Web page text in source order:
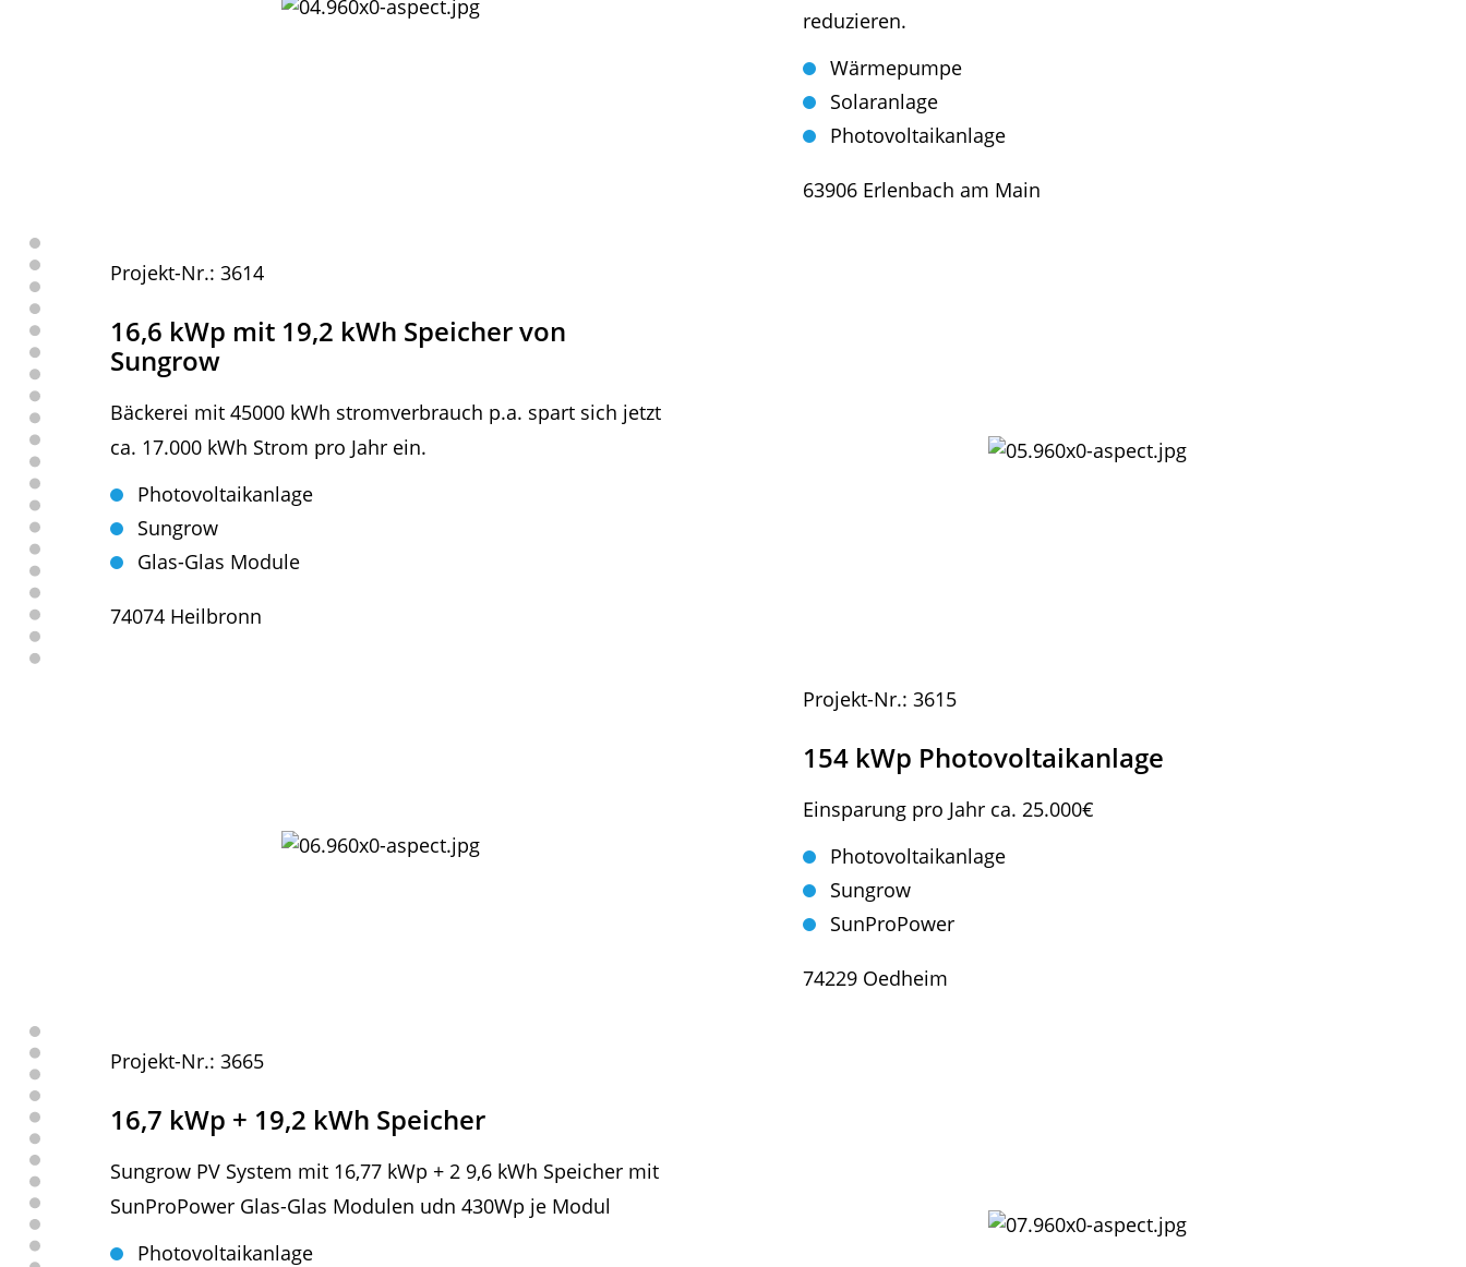
reduzieren.
Wärmepumpe
Solaranlage
Photovoltaikanlage
63906 Erlenbach am Main
Projekt-Nr.: 3614
16,6 kWp mit 19,2 kWh Speicher von
Sungrow
Bäckerei mit 45000 kWh stromverbrauch p.a. spart sich jetzt
ca. 17.000 kWh Strom pro Jahr ein.
Photovoltaikanlage
Sungrow
Glas-Glas Module
74074 Heilbronn
Projekt-Nr.: 3615
154 kWp Photovoltaikanlage
Einsparung pro Jahr ca. 25.000€
Photovoltaikanlage
Sungrow
SunProPower
74229 Oedheim
Projekt-Nr.: 3665
16,7 kWp + 19,2 kWh Speicher
Sungrow PV System mit 16,77 kWp + 2 9,6 kWh Speicher mit
SunProPower Glas-Glas Modulen udn 430Wp je Modul
Photovoltaikanlage